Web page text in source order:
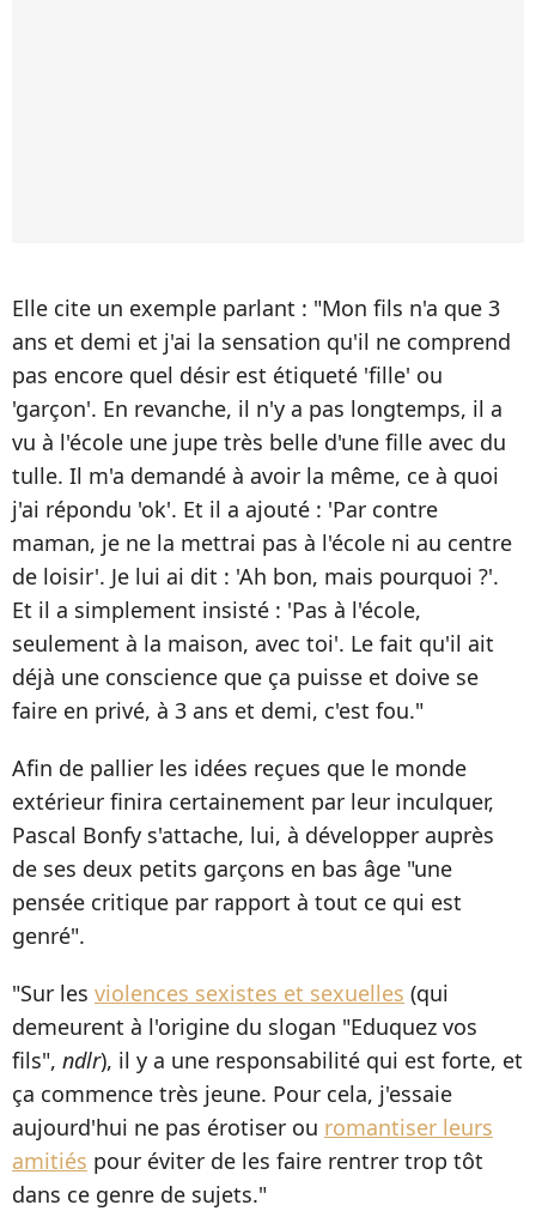
Elle cite un exemple parlant : "Mon fils n'a que 3
ans et demi et j'ai la sensation qu'il ne comprend
pas encore quel désir est étiqueté 'fille' ou
'garçon'. En revanche, il n'y a pas longtemps, il a
vu à l'école une jupe très belle d'une fille avec du
tulle. Il m'a demandé à avoir la même, ce à quoi
j'ai répondu 'ok'. Et il a ajouté : 'Par contre
maman, je ne la mettrai pas à l'école ni au centre
de loisir'. Je lui ai dit : 'Ah bon, mais pourquoi ?'.
Et il a simplement insisté : 'Pas à l'école,
seulement à la maison, avec toi'. Le fait qu'il ait
déjà une conscience que ça puisse et doive se
faire en privé, à 3 ans et demi, c'est fou."
Afin de pallier les idées reçues que le monde
extérieur finira certainement par leur inculquer,
Pascal Bonfy s'attache, lui, à développer auprès
de ses deux petits garçons en bas âge "une
pensée critique par rapport à tout ce qui est
genré".
"Sur les violences sexistes et sexuelles (qui
demeurent à l'origine du slogan "Eduquez vos
fils", ndlr), il y a une responsabilité qui est forte, et
ça commence très jeune. Pour cela, j'essaie
aujourd'hui ne pas érotiser ou romantiser leurs
amitiés pour éviter de les faire rentrer trop tôt
dans ce genre de sujets."